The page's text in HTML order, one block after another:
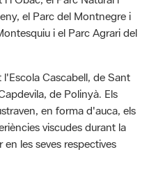
Cascabell, de Sant
de Polinyà. Els
en forma d'auca, els
viscudes durant la
les seves respectives
una càmera de fotografies
wifi i un joc de binocles i
del programa per